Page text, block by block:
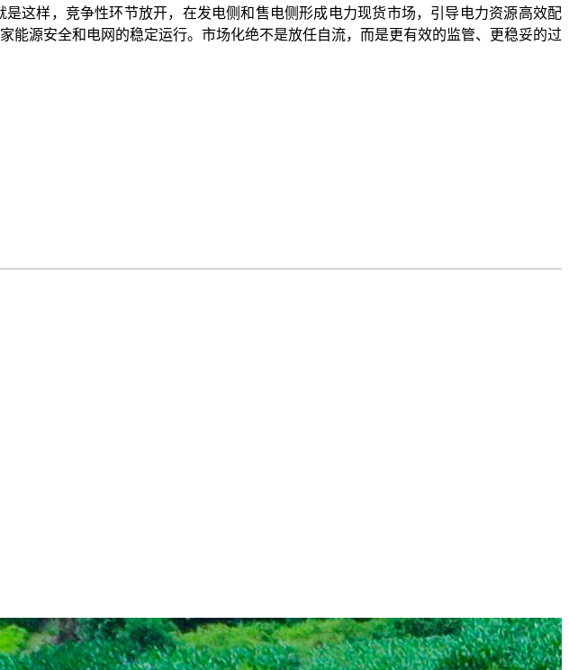
这样，竞争性环节放开，在发电侧和售电侧形成电力现货市场，引导电力资源高效配
源安全和电网的稳定运行。市场化绝不是放任自流，而是更有效的监管、更稳妥的过